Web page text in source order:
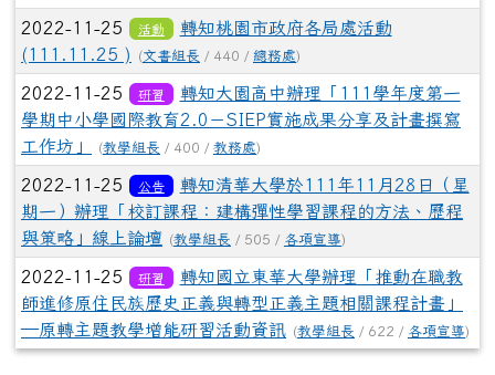
2022-11-25 活動
轉知桃園市政府各局處活動
(111.11.25 )
(文書組長 / 440 / 總務處)
2022-11-25 研習
轉知大園高中辦理「111學年度第一
學期中小學國際教育2.0－SIEP實施成果分享及計畫撰寫
工作坊」
(教學組長 / 400 / 教務處)
2022-11-25 公告
轉知清華大學於111年11月28日（星
期一）辦理「校訂課程：建構彈性學習課程的方法、歷程
與策略」線上論壇 (教學組長 / 505 / 各項宣導)
2022-11-25 研習
轉知國立東華大學辦理「推動在職教
師進修原住民族歷史正義與轉型正義主題相關課程計畫」
—原轉主題教學增能研習活動資訊 (教學組長 / 622 / 各項宣導)